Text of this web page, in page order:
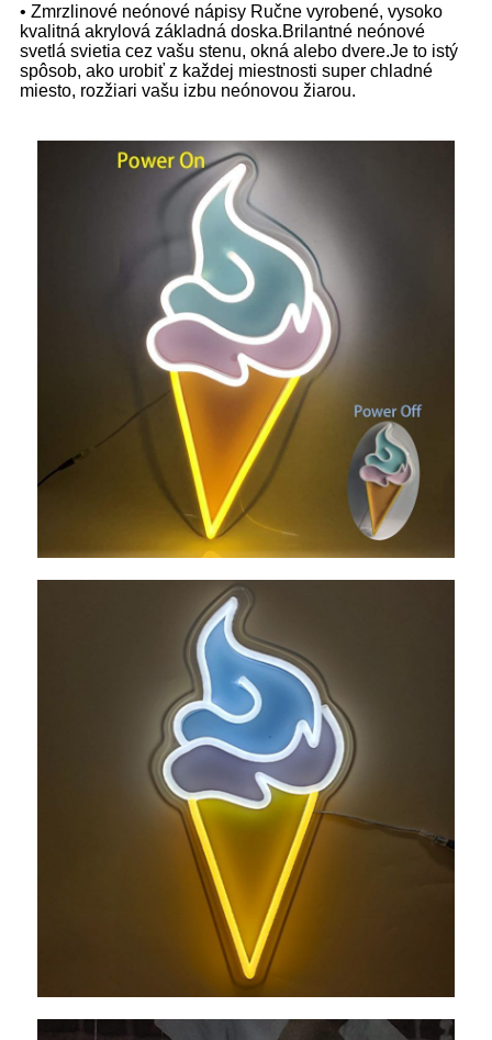
• Zmrzlinové neónové nápisy Ručne vyrobené, vysoko
kvalitná akrylová základná doska.Brilantné neónové
svetlá svietia cez vašu stenu, okná alebo dvere.Je to istý
spôsob, ako urobiť z každej miestnosti super chladné
miesto, rozžiari vašu izbu neónovou žiarou.